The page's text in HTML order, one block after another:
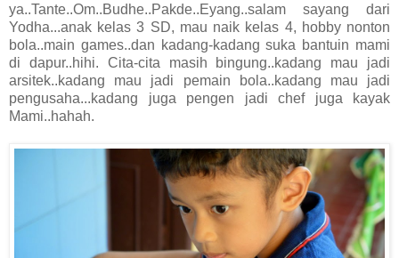
ya..Tante..Om..Budhe..Pakde..Eyang..salam sayang dari
Yodha...anak kelas 3 SD, mau naik kelas 4, hobby nonton
bola..main games..dan kadang-kadang suka bantuin mami
di dapur..hihi. Cita-cita masih bingung..kadang mau jadi
arsitek..kadang mau jadi pemain bola..kadang mau jadi
pengusaha...kadang juga pengen jadi chef juga kayak
Mami..hahah.